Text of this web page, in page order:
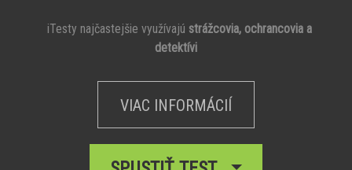
iTesty najčastejšie využívajú strážcovia, ochrancovia a
detektívi
VIAC INFORMÁCIÍ